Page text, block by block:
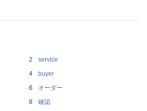
service
buyer
オーダー
確認